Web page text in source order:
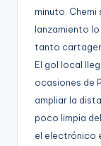
minuto.
lanzamiento
tanto
El gol local
ocasiones de
ampliar la
poco limpia
el electrónico